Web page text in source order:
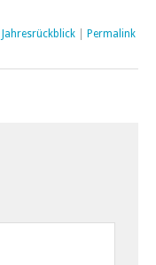
Jahresrückblick Permalink